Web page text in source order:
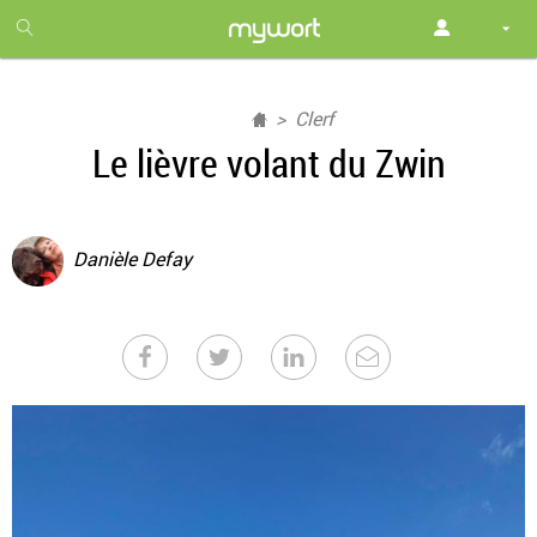
month
free
Clerf
Le lièvre volant du Zwin
Danièle Defay